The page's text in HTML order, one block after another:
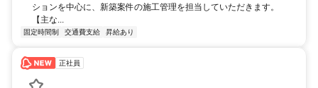
ションを中心に、新築案件の施工管理を担当していただきます。
【主な...
固定時間制 交通費支給 昇給あり
正社員